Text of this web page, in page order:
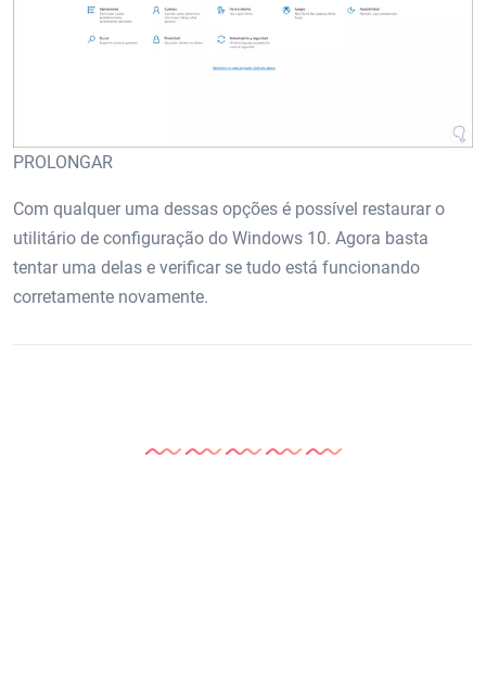
PROLONGAR
Com qualquer uma dessas opções é possível restaurar o
utilitário de configuração do Windows 10. Agora basta
tentar uma delas e verificar se tudo está funcionando
corretamente novamente.